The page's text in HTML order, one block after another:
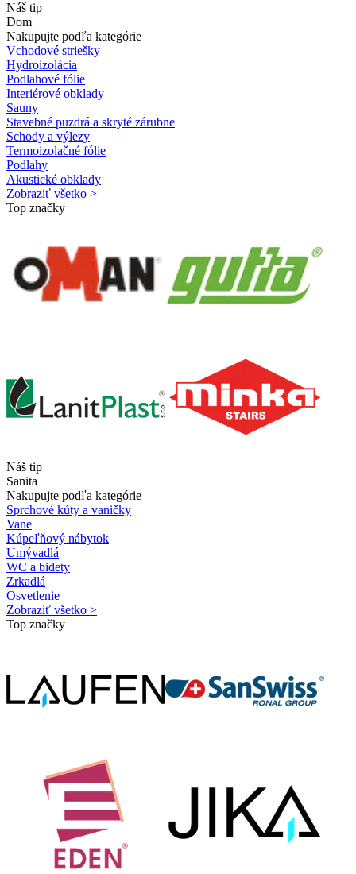
Náš tip
Dom
Nakupujte podľa kategórie
Vchodové striešky
Hydroizolácia
Podlahové fólie
Interiérové obklady
Sauny
Stavebné puzdrá a skryté zárubne
Schody a výlezy
Termoizolačné fólie
Podlahy
Akustické obklady
Zobraziť všetko >
Top značky
Náš tip
Sanita
Nakupujte podľa kategórie
Sprchové kúty a vaničky
Vane
Kúpeľňový nábytok
Umývadlá
WC a bidety
Zrkadlá
Osvetlenie
Zobraziť všetko >
Top značky